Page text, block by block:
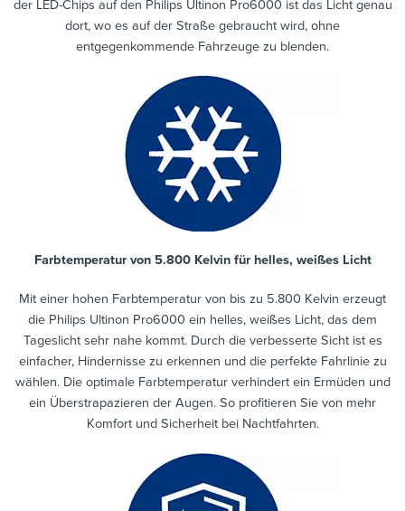
der LED-Chips auf den Philips Ultinon Pro6000 ist das Licht genau
dort, wo es auf der Straße gebraucht wird, ohne
entgegenkommende Fahrzeuge zu blenden.
Farbtemperatur von 5.800 Kelvin für helles, weißes Licht
Mit einer hohen Farbtemperatur von bis zu 5.800 Kelvin erzeugt
die Philips Ultinon Pro6000 ein helles, weißes Licht, das dem
Tageslicht sehr nahe kommt. Durch die verbesserte Sicht ist es
einfacher, Hindernisse zu erkennen und die perfekte Fahrlinie zu
wählen. Die optimale Farbtemperatur verhindert ein Ermüden und
ein Überstrapazieren der Augen. So profitieren Sie von mehr
Komfort und Sicherheit bei Nachtfahrten.